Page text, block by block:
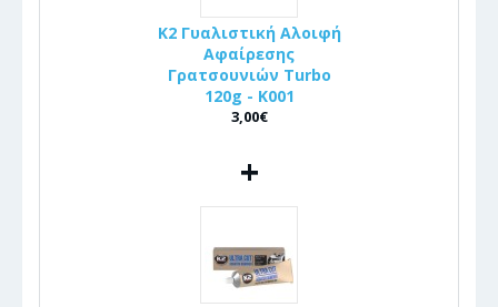
K2 Γυαλιστική Αλοιφή
Αφαίρεσης
Γρατσουνιών Turbo
120g - K001
3,00€
+